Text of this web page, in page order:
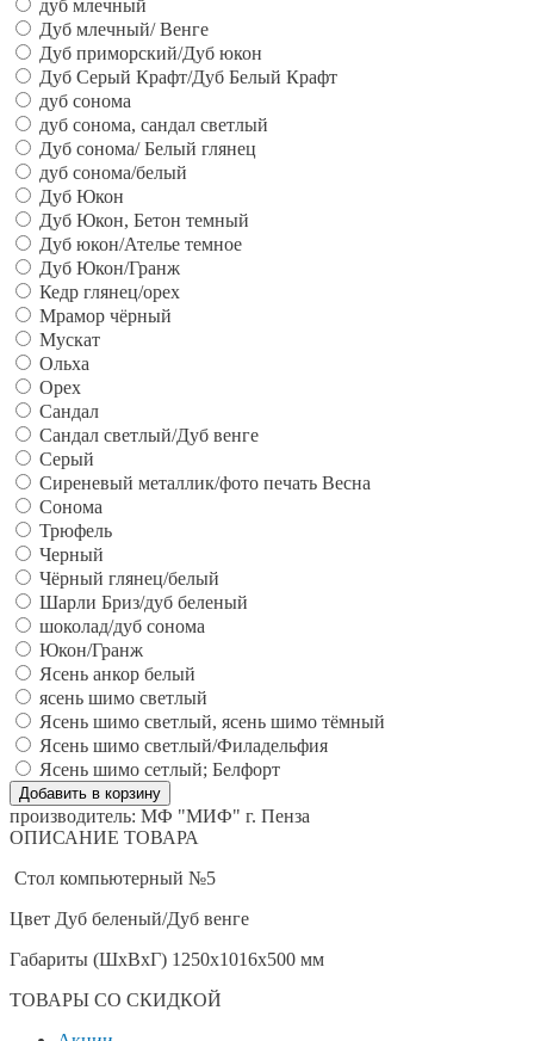
дуб млечный
Дуб млечный/ Венге
Дуб приморский/Дуб юкон
Дуб Серый Крафт/Дуб Белый Крафт
дуб сонома
дуб сонома, сандал светлый
Дуб сонома/ Белый глянец
дуб сонома/белый
Дуб Юкон
Дуб Юкон, Бетон темный
Дуб юкон/Ателье темное
Дуб Юкон/Гранж
Кедр глянец/орех
Мрамор чёрный
Мускат
Ольха
Орех
Сандал
Сандал светлый/Дуб венге
Серый
Сиреневый металлик/фото печать Весна
Сонома
Трюфель
Черный
Чёрный глянец/белый
Шарли Бриз/дуб беленый
шоколад/дуб сонома
Юкон/Гранж
Ясень анкор белый
ясень шимо светлый
Ясень шимо светлый, ясень шимо тёмный
Ясень шимо светлый/Филадельфия
Ясень шимо сетлый; Белфорт
производитель: МФ "МИФ" г. Пенза
ОПИСАНИЕ ТОВАРА
Стол компьютерный №5
Цвет Дуб беленый/Дуб венге
Габариты (ШхВхГ) 1250х1016х500 мм
ТОВАРЫ СО СКИДКОЙ